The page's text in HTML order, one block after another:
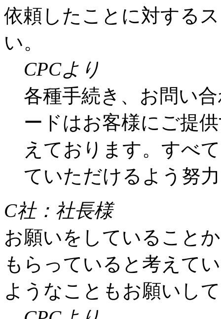
依頼したことに対する
い。
CPCより
各種手続き、お問い
ードはお客様にご提
えております。すべ
ていただけるよう努
C社：社長様
お願いをしていること
もらっていると考えて
ようなこともお願いし